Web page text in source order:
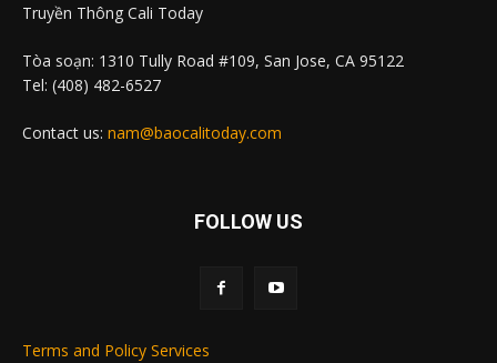
Truyền Thông Cali Today
Tòa soạn: 1310 Tully Road #109, San Jose, CA 95122
Tel: (408) 482-6527
Contact us: nam@baocalitoday.com
FOLLOW US
Terms and Policy Services